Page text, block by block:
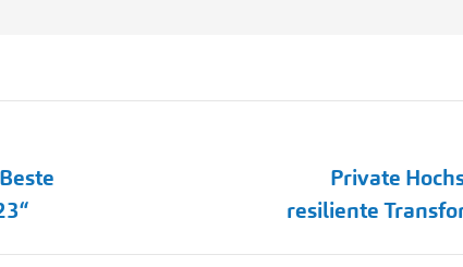
Beitrag:
Private
resiliente